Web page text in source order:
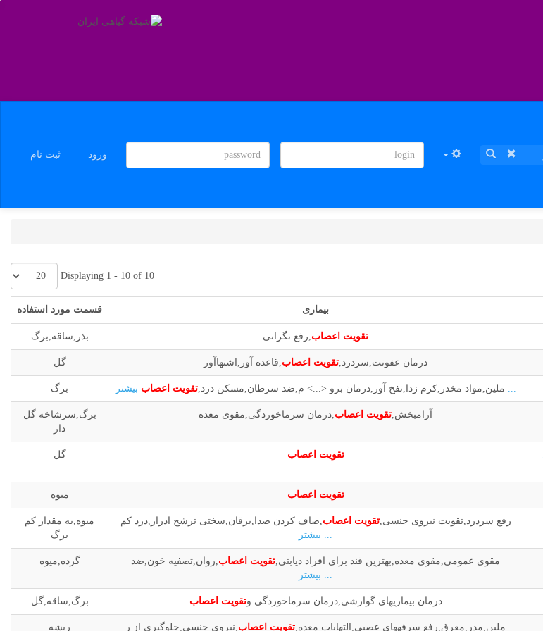
ورود ثبت نام
Displaying 1 - 10 of 10
بیماری قسمت مورد استفاده
تقویت اعصاب ,رفع نگرانی بذر,ساقه,برگ
درمان عفونت,سردرد, تقویت اعصاب ,قاعده آور,اشتهاآور گل
ملین,مواد مخدر,کرم زدا,نفخ آور,درمان برو <...> م,ضد سرطان,مسکن درد,تقویت اعصاب برگ
آرامبخش, تقویت اعصاب ,درمان سرماخوردگی,مقوی معده
برگ,سرشاخه گل
دار
تقویت اعصاب گل
تقویت اعصاب میوه
رفع سردرد,تقویت نیروی جنسی,تقویت اعصاب ,صاف کردن صدا,یرقان,سختی ترشح ادرار,درد کم
میوه,به مقدار کم
برگ
مقوی عمومی,مقوی معده,بهترین قند برای افراد دیابتی, تقویت اعصاب ,روان,تصفیه خون,ضد
گرده,میوه
درمان بیماریهای گوارشی,درمان سرماخوردگی وتقویت اعصاب برگ,ساقه,گل
ملین,مدر,معرق,رفع سرفههای عصبی,التهابات معده, تقویت اعصاب ,نیروی جنسی,جلوگیری از ر ریشه